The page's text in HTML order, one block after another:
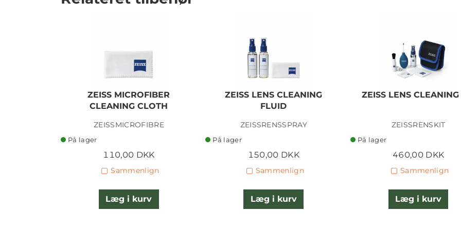
ZEISS MICROFIBER
CLEANING CLOTH
ZEISSMICROFIBRE
På lager
110,00 DKK
Sammenlign
Læg i kurv
ZEISS LENS CLEANING
FLUID
ZEISSRENSSPRAY
På lager
150,00 DKK
Sammenlign
Læg i kurv
ZEISS LENS
ZEISSRENSKIT
På lager
460,00 DKK
Sammenlign
Læg i kurv